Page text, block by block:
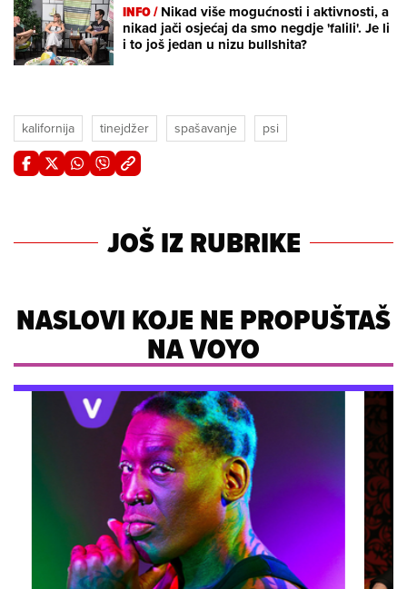
INFO /Nikad više mogućnosti i aktivnosti, a
nikad jači osjećaj da smo negdje 'falili'. Je li
i to još jedan u nizu bullshita?
kalifornija tinejdžer spašavanje psi
JOŠ IZ RUBRIKE
NASLOVI KOJE NE PROPUŠTAŠ
NA VOYO